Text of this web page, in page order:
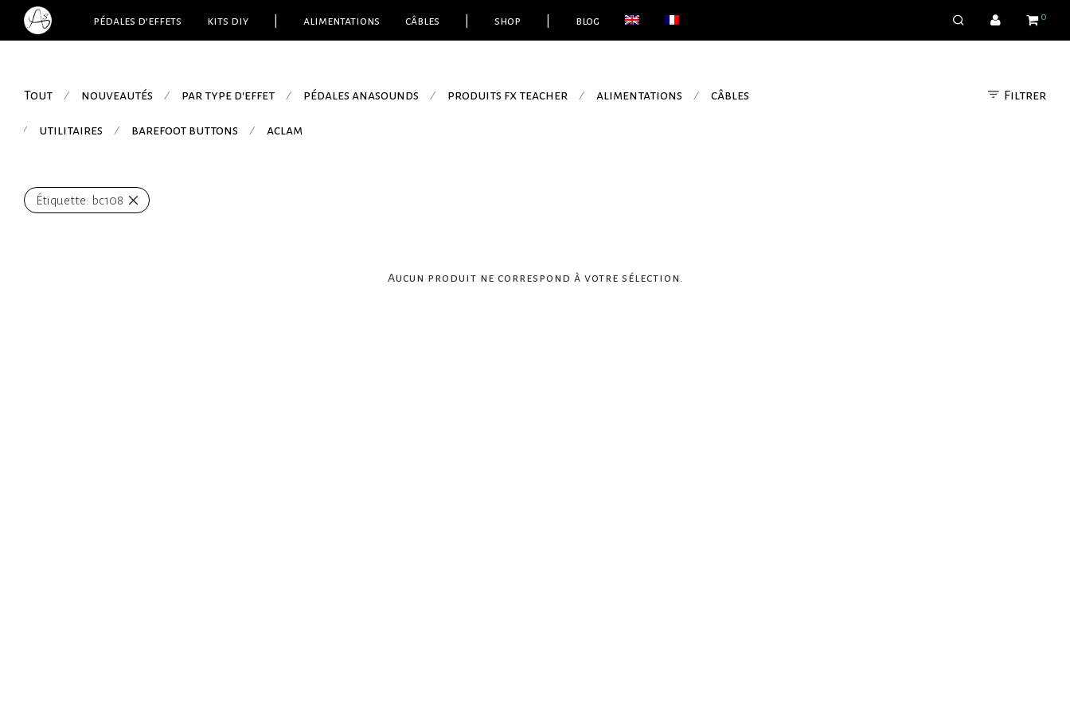
pédales d’effets kits diy alimentations câbles shop blog 0
Filtrer
Tout ⁄ nouveautés ⁄ par type d'effet ⁄ pédales anasounds ⁄ produits fx teacher ⁄ alimentations ⁄ câbles
⁄ utilitaires ⁄ barefoot buttons ⁄ aclam
Étiquette: bc108
Aucun produit ne correspond à votre sélection.